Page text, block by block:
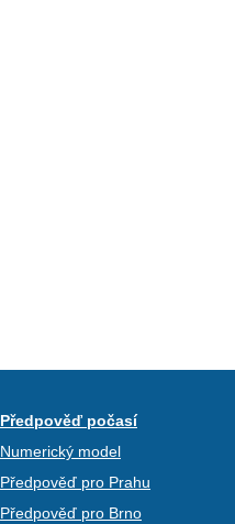
Předpověď počasí
Numerický model
Předpověď pro Prahu
Předpověď pro Brno